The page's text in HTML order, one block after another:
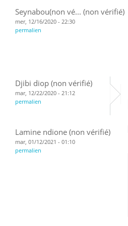
Seynabou(non vé... (non vérifié)
mer, 12/16/2020 - 22:30
permalien
Djibi diop (non vérifié)
mar, 12/22/2020 - 21:12
permalien
Lamine ndione (non vérifié)
mar, 01/12/2021 - 01:10
permalien